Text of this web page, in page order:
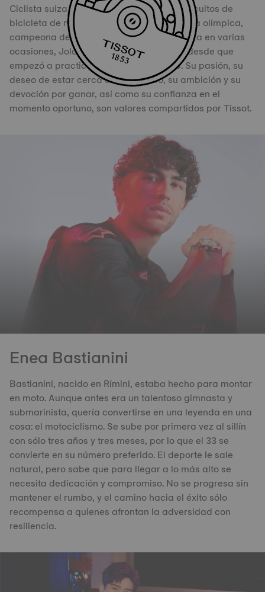
Ciclista suiza, ha triunfado en todos los circuitos de
bicicleta de montaña del mundo. Medallista olímpica,
campeona del mundo y campeona de Suiza en varias
ocasiones, Jolanda Neff marcó la pauta desde que
empezó a practicar el ciclismo en 1999. Su pasión, su
deseo de estar cerca de su público, su ambición y su
devoción por ganar, así como su confianza en el
momento oportuno, son valores compartidos por Tissot.
Enea Bastianini
Bastianini, nacido en Rímini, estaba hecho para montar
en moto. Aunque antes era un talentoso gimnasta y
submarinista, quería convertirse en una leyenda en una
cosa: el motociclismo. Se sube por primera vez al sillín
con sólo tres años y tres meses, por lo que el 33 se
convierte en su número preferido. El deporte le sale
natural, pero sabe que para llegar a lo más alto se
necesita dedicación y compromiso. No se progresa sin
mantener el rumbo, y el camino hacia el éxito sólo
recompensa a quienes afrontan la adversidad con
resiliencia.